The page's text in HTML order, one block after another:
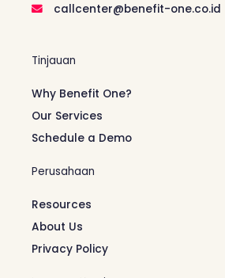
callcenter@benefit-one.co.id
Tinjauan
Why Benefit One?
Our Services
Schedule a Demo
Perusahaan
Resources
About Us
Privacy Policy